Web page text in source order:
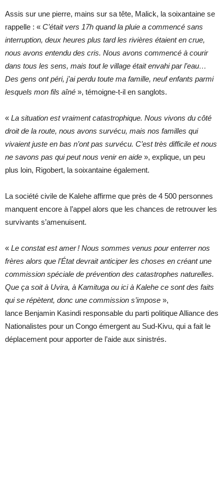
Assis sur une pierre, mains sur sa tête, Malick, la soixantaine se
rappelle : « C’était vers 17h quand la pluie a commencé sans
interruption, deux heures plus tard les rivières étaient en crue,
nous avons entendu des cris. Nous avons commencé à courir
dans tous les sens, mais tout le village était envahi par l’eau…
Des gens ont péri, j’ai perdu toute ma famille, neuf enfants parmi
lesquels mon fils aîné », témoigne-t-il en sanglots.
« La situation est vraiment catastrophique. Nous vivons du côté
droit de la route, nous avons survécu, mais nos familles qui
vivaient juste en bas n’ont pas survécu. C’est très difficile et nous
ne savons pas qui peut nous venir en aide », explique, un peu
plus loin, Rigobert, la soixantaine également.
La société civile de Kalehe affirme que près de 4 500 personnes
manquent encore à l’appel alors que les chances de retrouver les
survivants s’amenuisent.
« Le constat est amer ! Nous sommes venus pour enterrer nos
frères alors que l’État devrait anticiper les choses en créant une
commission spéciale de prévention des catastrophes naturelles.
Que ça soit à Uvira, à Kamituga ou ici à Kalehe ce sont des faits
qui se répètent, donc une commission s’impose »,
lance Benjamin Kasindi responsable du parti politique Alliance des
Nationalistes pour un Congo émergent au Sud-Kivu, qui a fait le
déplacement pour apporter de l’aide aux sinistrés.